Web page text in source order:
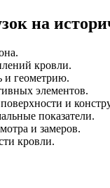
на
кровли.
и геометрию.
элементов.
и
показатели.
и замеров.
кровли.